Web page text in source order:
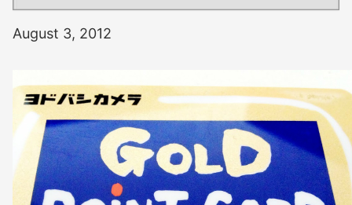
August 3, 2012